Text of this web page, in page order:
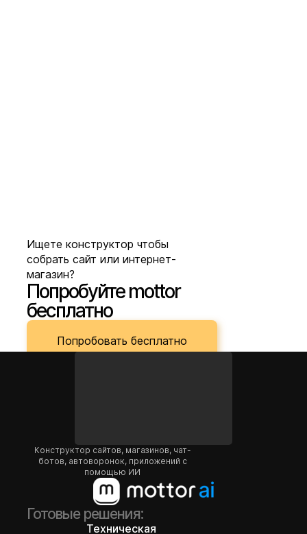
Ищете конструктор чтобы
собрать сайт или интернет-
магазин?
Попробуйте mottor
бесплатно
Попробовать бесплатно
Конструктор сайтов, магазинов, чат-
ботов, автоворонок, приложений с
помощью ИИ
Готовые решения:
Техническая